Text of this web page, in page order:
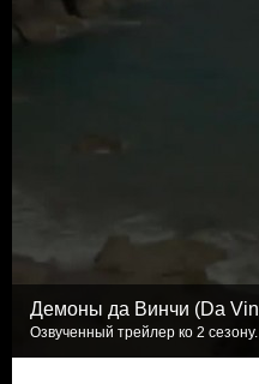
Демоны да Винчи (Da
Озвученный трейлер ко 2